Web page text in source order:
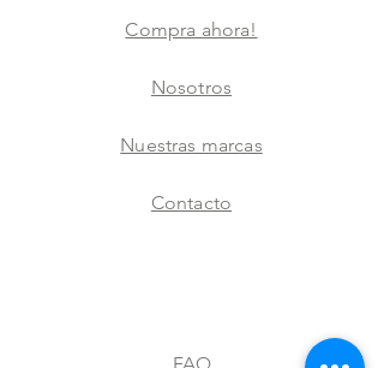
Compra ahora!
Nosotros
Nuestras marcas
Contacto